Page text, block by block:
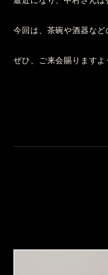
今回は、茶碗や酒器な
ぜひ、ご来会賜ります